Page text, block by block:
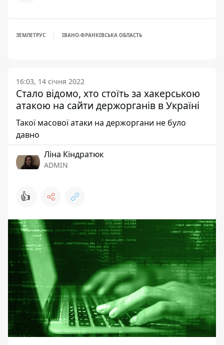
ЗЕМЛЕТРУС ІВАНО-ФРАНКІВСЬКА ОБЛАСТЬ
16:03, 14 січня 2022
Стало відомо, хто стоїть за хакерською
атакою на сайти держорганів в Україні
Такої масової атаки на держоргани не було
давно
Ліна Кіндратюк
ADMIN
👍